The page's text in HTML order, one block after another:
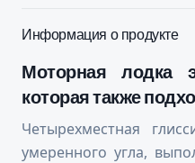
Информация о продукте
Моторная лодка
которая также
Четырехместная
умеренного угла,